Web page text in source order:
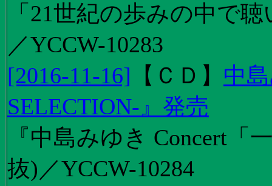
「21世紀の歩みの中で
／YCCW-10283
[2016-11-16] 【 ＣＤ 】 中
SELECTION-』発売
『中島みゆき Concert
抜)／YCCW-10284